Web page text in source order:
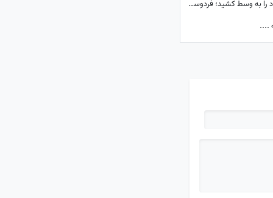
ببینید| حاشیه ختم اکبر عبدی که پای برنامه نود را به وسط کشید؛ فردوسی‌پور به دستبوسی وزیر چه واکنشی نشان داد؟